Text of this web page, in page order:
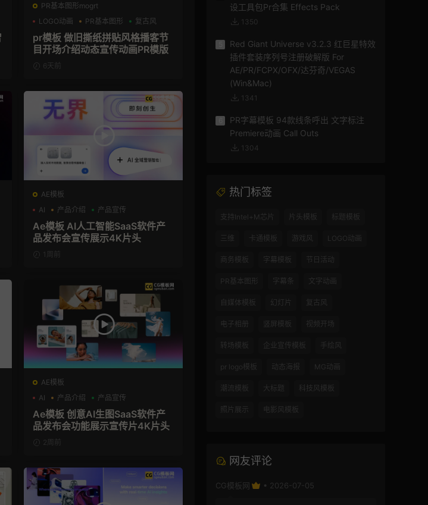
PR基本图形mogrt
LOGO动画
PR基本图形 复古风
pr模板 做旧撕纸拼贴风格播客节
目开场介绍动态宣传动画PR模版
6天前
AE模板
AI
产品介绍 产品宣传
Ae模板 AI人工智能SaaS软件产
品发布会宣传展示4K片头
1周前
AE模板
AI
产品介绍 产品宣传
Ae模板 创意AI生图SaaS软件产
品发布会功能展示宣传片4K片头
2周前
设工具包Pr合集 Effects Pack
1350
Red Giant Universe v3.2.3 红巨星特效
插件套装序列号注册破解版 For
AE/PR/FCPX/OFX/达芬奇/VEGAS
(Win&Mac)
1341
PR字幕模板 94款线条呼出 文字标注
Premiere动画 Call Outs
1304
热门标签
支持Intel+M芯片 片头模板 标题模板
三维 卡通模板 游戏风 LOGO动画
商务模板 字幕模板 节日活动
PR基本图形 字幕条 文字动画
自媒体模板 幻灯片 复古风
电子相册 竖屏模板 视频开场
转场模板 企业宣传模板 手绘风
pr logo模板 动态海报 MG动画
潮流模板 大标题 科技风模板
照片展示 电影风模板
网友评论
CG模板网 • 2026-07-05